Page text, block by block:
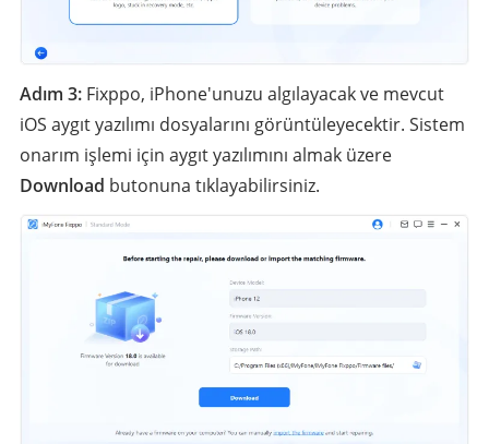
Adım 3: Fixppo, iPhone'unuzu algılayacak ve mevcut
iOS aygıt yazılımı dosyalarını görüntüleyecektir. Sistem
onarım işlemi için aygıt yazılımını almak üzere
Download butonuna tıklayabilirsiniz.